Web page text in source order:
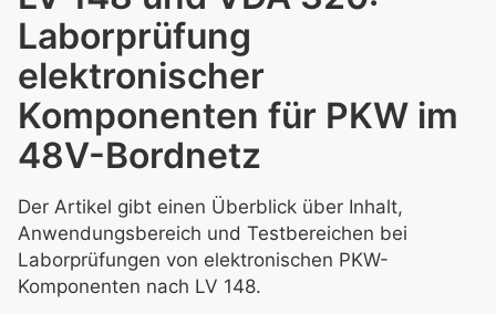
Laborprüfung
elektronischer
Komponenten für PKW im
48V-Bordnetz
Der Artikel gibt einen Überblick über Inhalt,
Anwendungsbereich und Testbereichen bei
Laborprüfungen von elektronischen PKW-
Komponenten nach LV 148.